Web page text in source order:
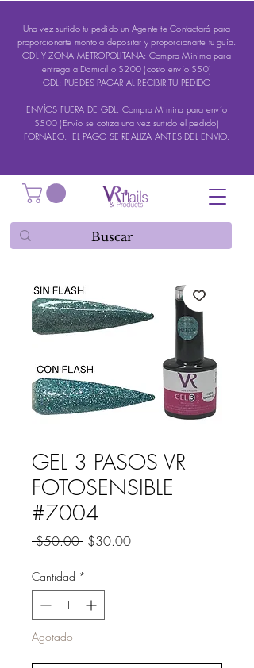
Una vez surtido tu pedido un Agente te Contactará para
proporcionarte monto a depositar y proporcionarte tu guía.
GDL Y ZONA METROPOLITANA: Compra Minima para
entrega a Domicilio $200 (costo envío $50)
GDL: PUEDES PAGAR AL RECIBIR TU PEDIDO
ENVÍOS FUERA DE GDL: Compra Mimina para envío
$500 (Envío se cotiza una vez surtido el pedido)
FORNAEO: EL PAGO SE REALIZA ANTES DEL ENVIO.
GEL 3 PASOS VR
FOTOSENSIBLE
#7004
$50.00 Precio
$30.00Precio
Cantidad *
Agotado